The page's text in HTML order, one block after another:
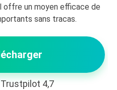
offre un moyen efficace de
sans tracas.
4,7